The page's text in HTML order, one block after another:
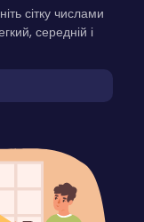
сітку числами
середній і